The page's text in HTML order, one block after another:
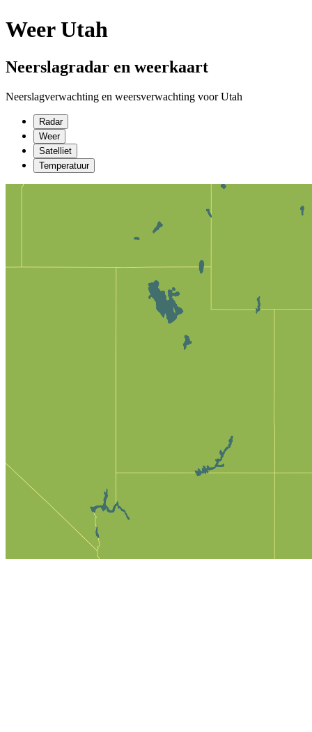
Weer Utah
Neerslagradar en weerkaart
Neerslagverwachting en weersverwachting voor Utah
Radar
Weer
Satelliet
Temperatuur